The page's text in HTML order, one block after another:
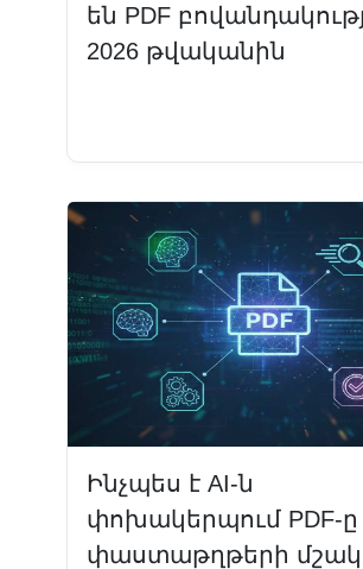
են PDF
2026 թվականին
Ինչպես է AI-ն
փոխակերպում PDF-
փաստաթղթերի